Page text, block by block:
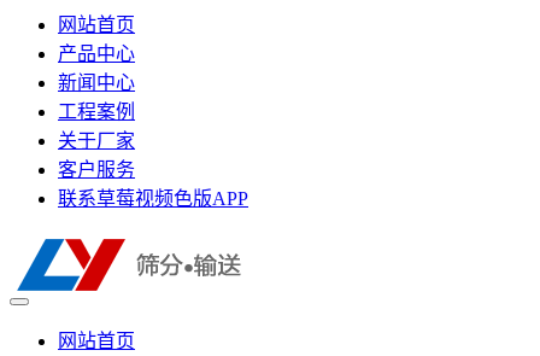
网站首页
产品中心
新闻中心
工程案例
关于厂家
客户服务
联系草莓视频色版APP
网站首页